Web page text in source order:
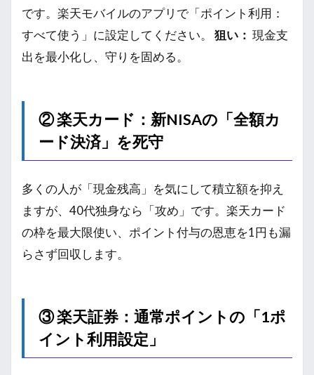
です。楽天モバイルのアプリで「ポイント利用：
すべて使う」に設定してください。 狙い： 現金支
出を最小化し、守りを固める。
② 楽天カード：新NISAの「全額カ
ード決済」を死守
多くの人が「現金残高」を気にして積立額を抑え
ますが、40代独身なら「攻め」です。楽天カード
の枠を最大限使い、ポイント付与の恩恵を1円も漏
らさず回収します。
③ 楽天証券：通常ポイントの「1ポ
イント利用設定」